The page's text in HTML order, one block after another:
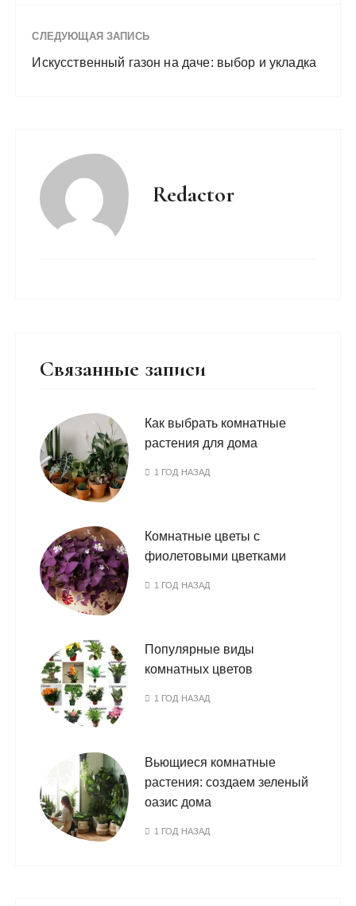
СЛЕДУЮЩАЯ ЗАПИСЬ
Искусственный газон на даче: выбор и укладка
Redactor
Связанные записи
Как выбрать комнатные
растения для дома
1 ГОД НАЗАД
Комнатные цветы с
фиолетовыми цветками
1 ГОД НАЗАД
Популярные виды
комнатных цветов
1 ГОД НАЗАД
Вьющиеся комнатные
растения: создаем зеленый
оазис дома
1 ГОД НАЗАД